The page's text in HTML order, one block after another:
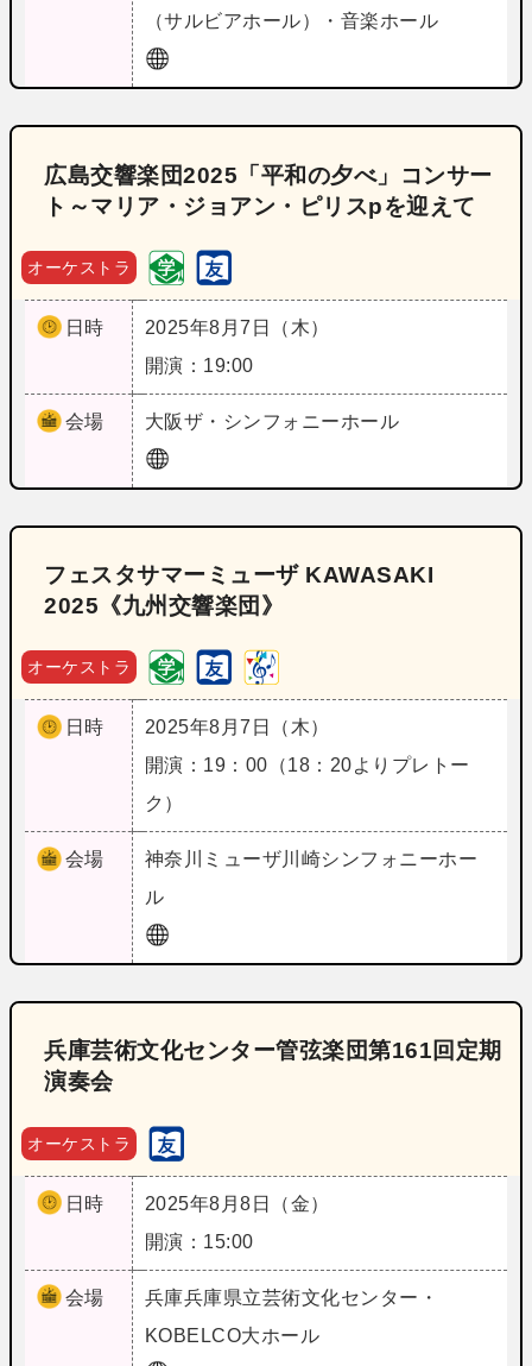
（サルビアホール）・音楽ホール
広島交響楽団2025「平和の夕べ」コンサー
ト～マリア・ジョアン・ピリスpを迎えて
オーケストラ
日時
2025年8月7日（木）
開演：19:00
会場 大阪ザ・シンフォニーホール
フェスタサマーミューザ KAWASAKI
2025《九州交響楽団》
オーケストラ
日時
2025年8月7日（木）
開演：19：00（18：20よりプレトー
ク）
会場 神奈川
ミューザ川崎シンフォニーホー
ル
兵庫芸術文化センター管弦楽団第161回定期
演奏会
オーケストラ
日時
2025年8月8日（金）
開演：15:00
会場 兵庫兵庫県立芸術文化センター・
KOBELCO大ホール